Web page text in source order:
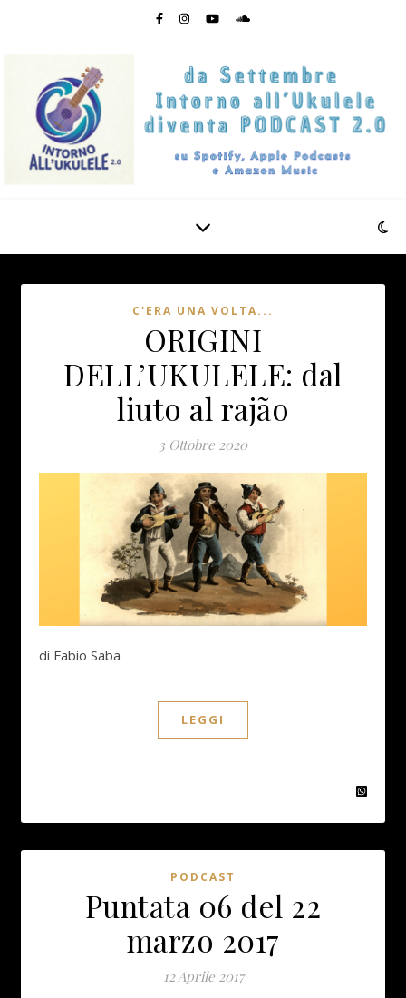
C'ERA UNA VOLTA...
ORIGINI
DELL’UKULELE: dal
liuto al rajão
3 Ottobre 2020
di Fabio Saba
LEGGI
PODCAST
Puntata 06 del 22
marzo 2017
12 Aprile 2017